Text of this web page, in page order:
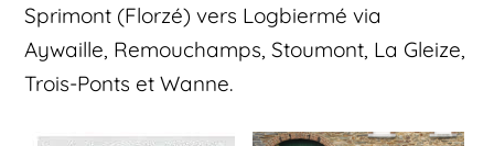
Sprimont (Florzé) vers Logbiermé via
Aywaille, Remouchamps, Stoumont, La Gleize,
Trois-Ponts et Wanne.